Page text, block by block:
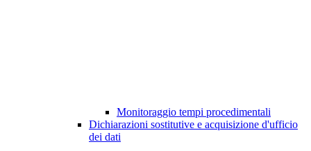
Monitoraggio tempi procedimentali
Dichiarazioni sostitutive e acquisizione d'ufficio
dei dati